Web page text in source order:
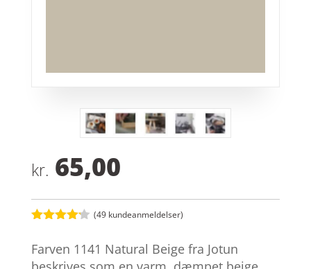
kr. 65,00
ud af 5
baseret
(49 kundeanmeldelser)
Farven 1141 Natural Beige fra Jotun